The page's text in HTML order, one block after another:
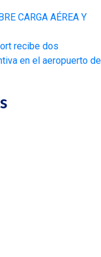
CARGA AÉREA Y
recibe dos
en el aeropuerto de